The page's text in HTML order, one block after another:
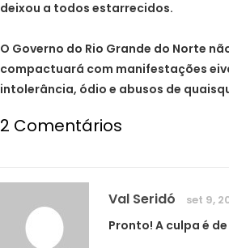
deixou a todos estarrecidos.
O Governo do Rio Grande do Norte
compactuará com manifestações
intolerância, ódio e abusos de
2 Comentários
Val Seridó set 9,
Pronto! A culpa é